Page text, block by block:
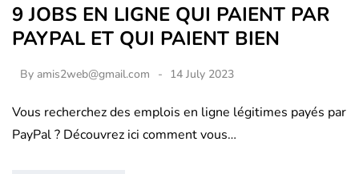
9 JOBS EN LIGNE QUI PAIENT PAR
PAYPAL ET QUI PAIENT BIEN
By amis2web@gmail.com 14 July 2023
Vous recherchez des emplois en ligne légitimes payés par
PayPal ? Découvrez ici comment vous…